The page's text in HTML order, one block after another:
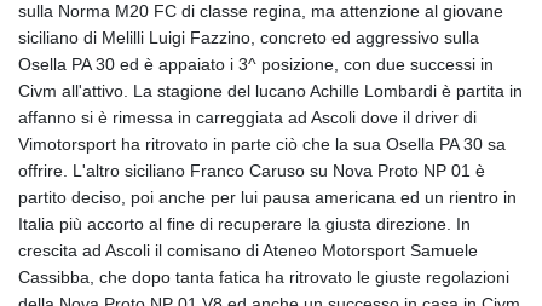
sulla Norma M20 FC di classe regina, ma attenzione al giovane
siciliano di Melilli Luigi Fazzino, concreto ed aggressivo sulla
Osella PA 30 ed è appaiato i 3^ posizione, con due successi in
Civm all'attivo. La stagione del lucano Achille Lombardi è partita in
affanno si è rimessa in carreggiata ad Ascoli dove il driver di
Vimotorsport ha ritrovato in parte ciò che la sua Osella PA 30 sa
offrire. L'altro siciliano Franco Caruso su Nova Proto NP 01 è
partito deciso, poi anche per lui pausa americana ed un rientro in
Italia più accorto al fine di recuperare la giusta direzione. In
crescita ad Ascoli il comisano di Ateneo Motorsport Samuele
Cassibba, che dopo tanta fatica ha ritrovato le giuste regolazioni